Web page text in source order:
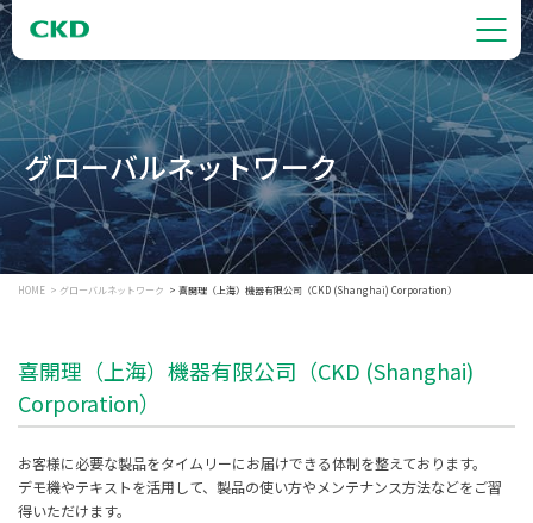
グローバルネットワーク
HOME グローバルネットワーク 喜開理（上海）機器有限公司（CKD (Shanghai) Corporation）
喜開理（上海）機器有限公司（CKD (Shanghai)
Corporation）
お客様に必要な製品をタイムリーにお届けできる体制を整えております。
デモ機やテキストを活用して、製品の使い方やメンテナンス方法などをご習
得いただけます。